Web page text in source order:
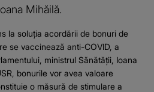
Mihăilă.
la soluţia acordării de bonuri de
se vaccinează anti-COVID, a
ministrul Sănătăţii, Ioana
bonurile vor avea valoare
o măsură de stimulare a